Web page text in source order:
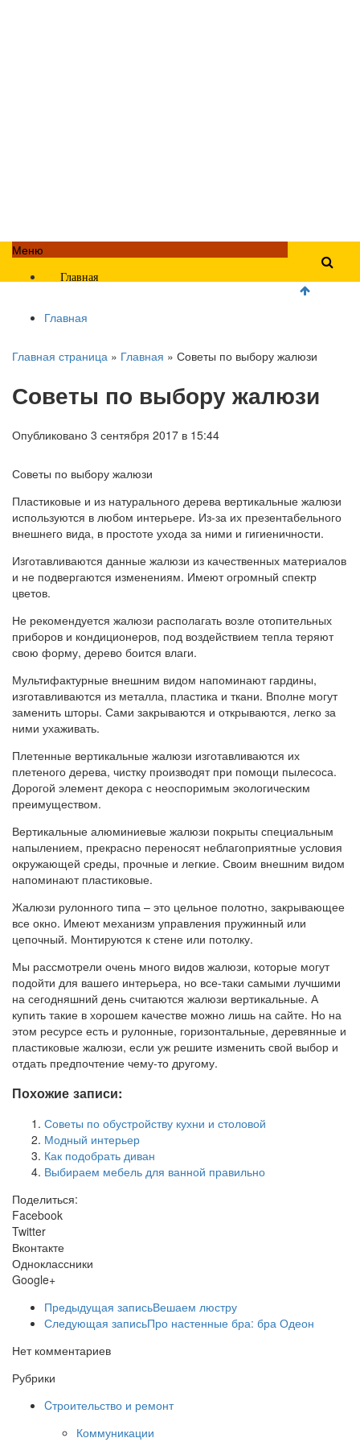
Меню
Главная
Главная
Главная страница » Главная » Советы по выбору жалюзи
Советы по выбору жалюзи
Опубликовано 3 сентября 2017 в 15:44
Советы по выбору жалюзи
Пластиковые и из натурального дерева вертикальные жалюзи
используются в любом интерьере. Из-за их презентабельного
внешнего вида, в простоте ухода за ними и гигиеничности.
Изготавливаются данные жалюзи из качественных материалов
и не подвергаются изменениям. Имеют огромный спектр
цветов.
Не рекомендуется жалюзи располагать возле отопительных
приборов и кондиционеров, под воздействием тепла теряют
свою форму, дерево боится влаги.
Мультифактурные внешним видом напоминают гардины,
изготавливаются из металла, пластика и ткани. Вполне могут
заменить шторы. Сами закрываются и открываются, легко за
ними ухаживать.
Плетенные вертикальные жалюзи изготавливаются их
плетеного дерева, чистку производят при помощи пылесоса.
Дорогой элемент декора с неоспоримым экологическим
преимуществом.
Вертикальные алюминиевые жалюзи покрыты специальным
напылением, прекрасно переносят неблагоприятные условия
окружающей среды, прочные и легкие. Своим внешним видом
напоминают пластиковые.
Жалюзи рулонного типа – это цельное полотно, закрывающее
все окно. Имеют механизм управления пружинный или
цепочный. Монтируются к стене или потолку.
Мы рассмотрели очень много видов жалюзи, которые могут
подойти для вашего интерьера, но все-таки самыми лучшими
на сегодняшний день считаются жалюзи вертикальные. А
купить такие в хорошем качестве можно лишь на сайте. Но на
этом ресурсе есть и рулонные, горизонтальные, деревянные и
пластиковые жалюзи, если уж решите изменить свой выбор и
отдать предпочтение чему-то другому.
Похожие записи:
Советы по обустройству кухни и столовой
Модный интерьер
Как подобрать диван
Выбираем мебель для ванной правильно
Поделиться:
Facebook
Twitter
Вконтакте
Одноклассники
Google+
Предыдущая записьВешаем люстру
Следующая записьПро настенные бра: бра Одеон
Нет комментариев
Рубрики
Cтроительство и ремонт
Коммуникации